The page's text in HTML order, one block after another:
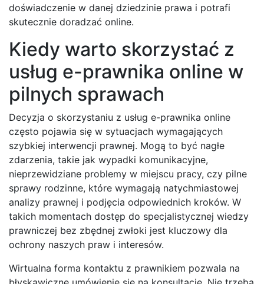
doświadczenie w danej dziedzinie prawa i potrafi
skutecznie doradzać online.
Kiedy warto skorzystać z
usług e-prawnika online w
pilnych sprawach
Decyzja o skorzystaniu z usług e-prawnika online
często pojawia się w sytuacjach wymagających
szybkiej interwencji prawnej. Mogą to być nagłe
zdarzenia, takie jak wypadki komunikacyjne,
nieprzewidziane problemy w miejscu pracy, czy pilne
sprawy rodzinne, które wymagają natychmiastowej
analizy prawnej i podjęcia odpowiednich kroków. W
takich momentach dostęp do specjalistycznej wiedzy
prawniczej bez zbędnej zwłoki jest kluczowy dla
ochrony naszych praw i interesów.
Wirtualna forma kontaktu z prawnikiem pozwala na